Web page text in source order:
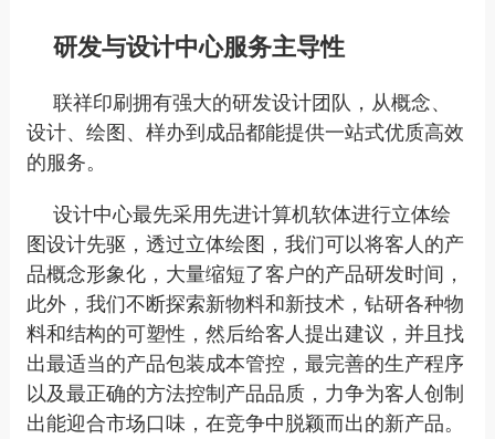
研发与设计中心服务主导性
联祥印刷拥有强大的研发设计团队，从概念、
设计、绘图、样办到成品都能提供一站式优质高效
的服务。
设计中心最先采用先进计算机软体进行立体绘
图设计先驱，透过立体绘图，我们可以将客人的产
品概念形象化，大量缩短了客户的产品研发时间，
此外，我们不断探索新物料和新技术，钻研各种物
料和结构的可塑性，然后给客人提出建议，并且找
出最适当的产品包装成本管控，最完善的生产程序
以及最正确的方法控制产品品质，力争为客人创制
出能迎合市场口味，在竞争中脱颖而出的新产品。